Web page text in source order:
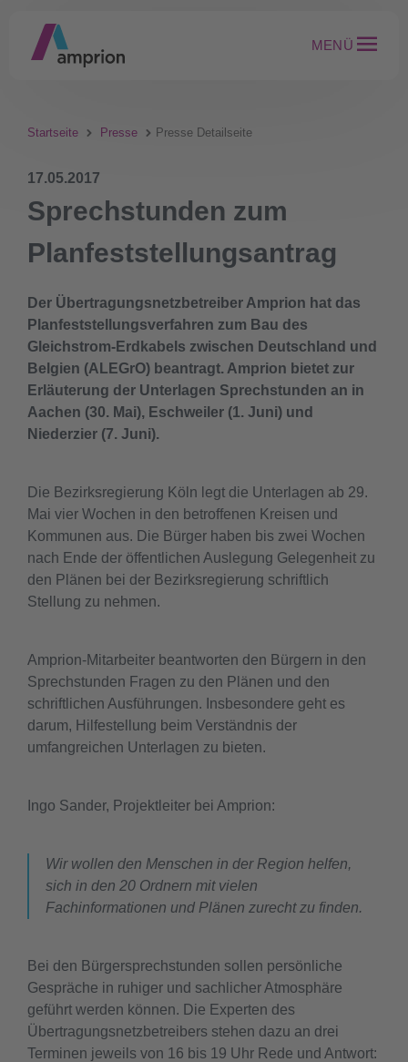
MENÜ
Startseite Presse Presse Detailseite
17.05.2017
Sprechstunden zum
Planfeststellungsantrag
Der Übertragungsnetzbetreiber Amprion hat das
Planfeststellungsverfahren zum Bau des
Gleichstrom-Erdkabels zwischen Deutschland und
Belgien (ALEGrO) beantragt. Amprion bietet zur
Erläuterung der Unterlagen Sprechstunden an in
Aachen (30. Mai), Eschweiler (1. Juni) und
Niederzier (7. Juni).
Die Bezirksregierung Köln legt die Unterlagen ab 29.
Mai vier Wochen in den betroffenen Kreisen und
Kommunen aus. Die Bürger haben bis zwei Wochen
nach Ende der öffentlichen Auslegung Gelegenheit zu
den Plänen bei der Bezirksregierung schriftlich
Stellung zu nehmen.
Amprion-Mitarbeiter beantworten den Bürgern in den
Sprechstunden Fragen zu den Plänen und den
schriftlichen Ausführungen. Insbesondere geht es
darum, Hilfestellung beim Verständnis der
umfangreichen Unterlagen zu bieten.
Ingo Sander, Projektleiter bei Amprion:
Wir wollen den Menschen in der Region helfen,
sich in den 20 Ordnern mit vielen
Fachinformationen und Plänen zurecht zu finden.
Bei den Bürgersprechstunden sollen persönliche
Gespräche in ruhiger und sachlicher Atmosphäre
geführt werden können. Die Experten des
Übertragungsnetzbetreibers stehen dazu an drei
Terminen jeweils von 16 bis 19 Uhr Rede und Antwort: